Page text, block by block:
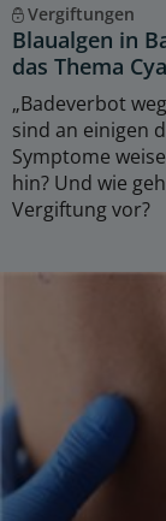
Vergiftungen
Blaualgen in
das Thema
„Badeverbot
sind an einigen
Symptome
hin? Und wie
Vergiftung vor?